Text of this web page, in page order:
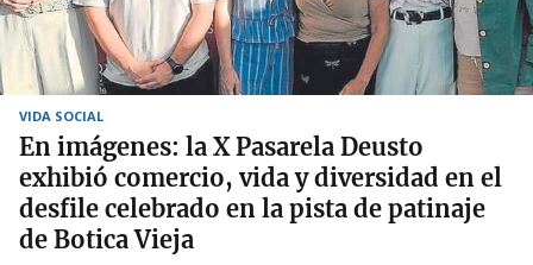
VIDA SOCIAL
En imágenes: la X Pasarela Deusto
exhibió comercio, vida y diversidad en el
desfile celebrado en la pista de patinaje
de Botica Vieja